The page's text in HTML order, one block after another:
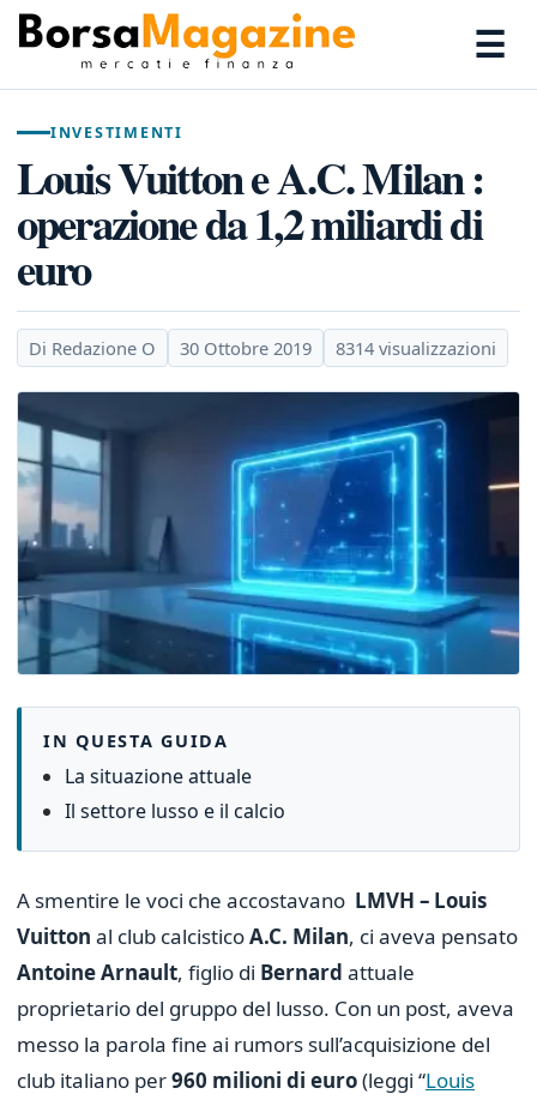
☰
INVESTIMENTI
Louis Vuitton e A.C. Milan :
operazione da 1,2 miliardi di
euro
Di Redazione O 30 Ottobre 2019 8314 visualizzazioni
IN QUESTA GUIDA
La situazione attuale
Il settore lusso e il calcio
A smentire le voci che accostavano LMVH – Louis
Vuitton al club calcisticoA.C. Milan, ci aveva pensato
Antoine Arnault, figlio di Bernard attuale
proprietario del gruppo del lusso. Con un post, aveva
messo la parola fine ai rumors sull’acquisizione del
club italiano per960 milioni di euro(leggi “Louis